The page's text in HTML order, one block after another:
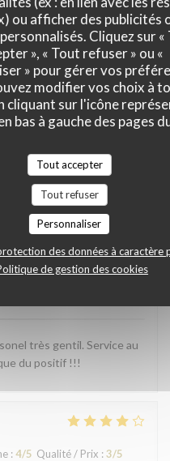
ou afficher des publicités
Cliquez sur «
», « Tout refuser » ou «
» pour gérer vos
modifier vos choix à
cliquant sur l'icône
bas à gauche des pages
Tout accepter
Tout refuser
Personnaliser
des données à caractère
de gestion des cookies
clients
: 5/5 Qualité / Prix: 5/5
/5 Qualité / Prix:5
très gentil. Service au
du positif !!!
: 4/5 Qualité / Prix : 3/5